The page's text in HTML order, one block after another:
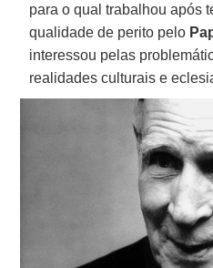
para o qual trabalhou após
qualidade de perito pelo
interessou pelas
realidades culturais e